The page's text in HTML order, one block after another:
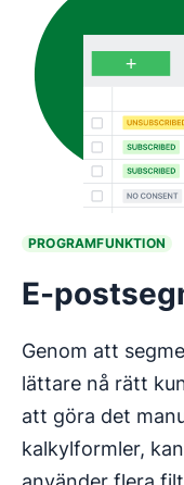
PROGRAMFUNKTION
E-
Genom att
lättare nå rätt
att göra det
kalkylformler,